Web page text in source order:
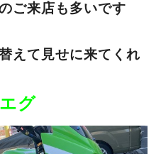
ご来店も多いです
えて見せに来てくれ
グ